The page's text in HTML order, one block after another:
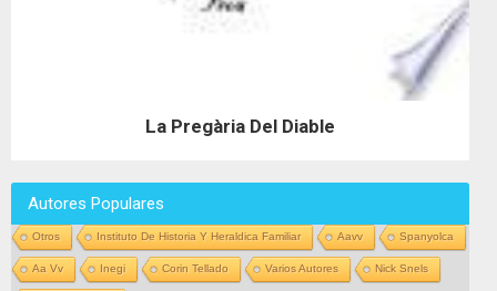
La Pregària Del Diable
Autores Populares
Otros Instituto De Historia Y Heraldica Familiar Aavv Spanyolca
Aa Vv Inegi Corin Tellado Varios Autores Nick Snels